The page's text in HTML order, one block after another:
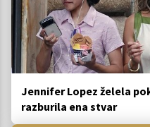
Jennifer Lopez želela
razburila ena stvar